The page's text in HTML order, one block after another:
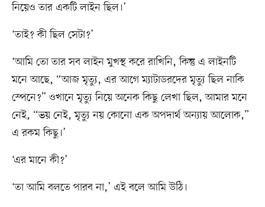
নিয়েও তার একটি লাইন ছিল।’
‘তাই? কী ছিল সেটা?’
‘আমি তো তার সব লাইন মুখস্থ করে রাখিনি, কিন্তু এ লাইনটি
মনে আছে, “আজ মৃত্যু, এর আগে ম্যাটাডরদের মৃত্যু ছিল নাকি
স্পেনে?” ওখানে মৃত্যু নিয়ে অনেক কিছু লেখা ছিল, আমার মনে
নেই, “ভয় নেই, মৃত্যু নয় কোনো এক অপদার্থ অন্যায় আলোক,”
এ রকম কিছু।’
‘এর মানে কী?’
‘তা আমি বলতে পারব না,’ এই বলে আমি উঠি।